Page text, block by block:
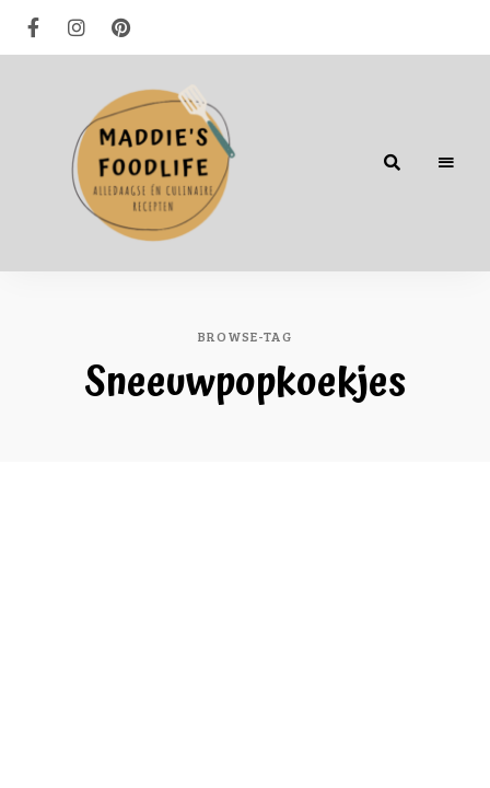
Alledaagse
BROWSE-TAG
Sneeuwpopkoekjes